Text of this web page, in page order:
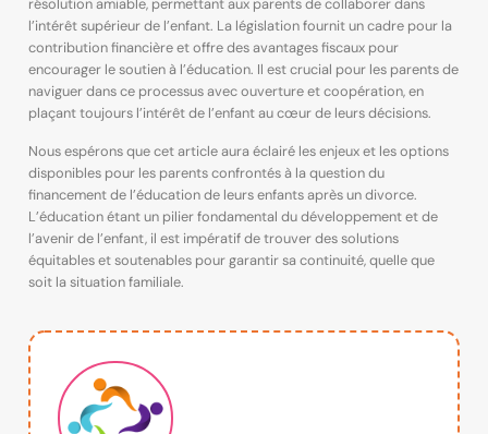
résolution amiable, permettant aux parents de collaborer dans
l’intérêt supérieur de l’enfant. La législation fournit un cadre pour la
contribution financière et offre des avantages fiscaux pour
encourager le soutien à l’éducation. Il est crucial pour les parents de
naviguer dans ce processus avec ouverture et coopération, en
plaçant toujours l’intérêt de l’enfant au cœur de leurs décisions.
Nous espérons que cet article aura éclairé les enjeux et les options
disponibles pour les parents confrontés à la question du
financement de l’éducation de leurs enfants après un divorce.
L’éducation étant un pilier fondamental du développement et de
l’avenir de l’enfant, il est impératif de trouver des solutions
équitables et soutenables pour garantir sa continuité, quelle que
soit la situation familiale.